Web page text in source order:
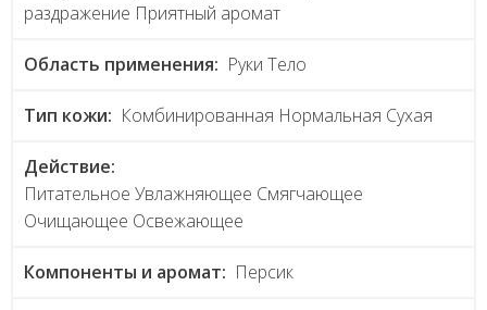
раздражение Приятный аромат
Область применения: Руки Тело
Тип кожи: Комбинированная Нормальная Сухая
Действие:
Питательное Увлажняющее Смягчающее
Очищающее Освежающее
Компоненты и аромат: Персик